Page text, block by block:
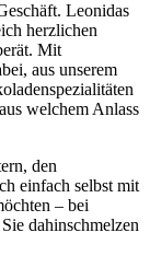
Leonidas
herzlichen
Mit
aus unserem
welchem Anlass
den
einfach selbst mit
– bei
dahinschmelzen